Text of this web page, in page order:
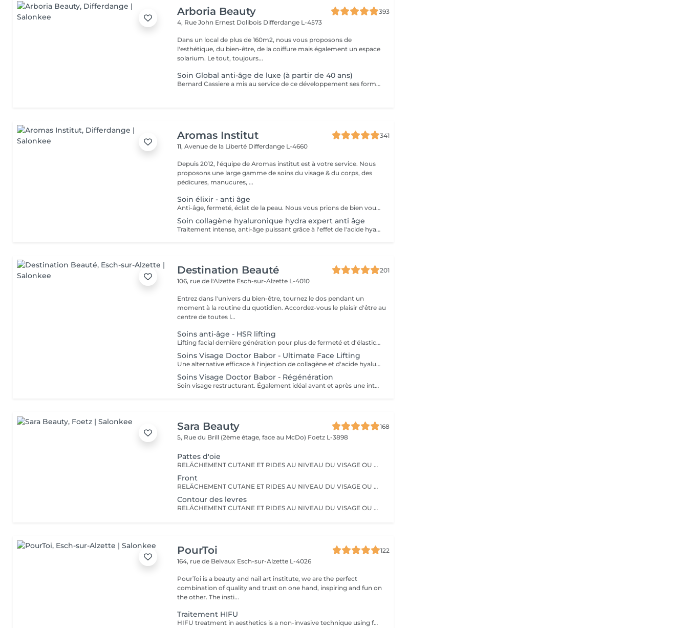
Arboria Beauty
393
4, Rue John Ernest Dolibois Differdange L-4573
Dans un local de plus de 160m2, nous vous proposons de
l'esthétique, du bien-être, de la coiffure mais également un espace
solarium. Le tout, toujours...
Soin Global anti-âge de luxe (à partir de 40 ans)
Bernard Cassiere a mis au service de ce développement ses formulateurs les plus expérimentés, sélectionnant avec le plus grand soin les ingrédients les plus précieux et les plus efficaces... Élaboré avec soin comme un bijou pour améliorer la qualité et l'éclat de votre teint. Action: Dynamiser le renouvellement cellulaire. Rétablir l'élasticité et resynchroniser le processus de mélanisation. Nourrir pour redensifier les tissus.
Aromas Institut
341
11, Avenue de la Liberté Differdange L-4660
Depuis 2012, l'équipe de Aromas institut est à votre service. Nous
proposons une large gamme de soins du visage & du corps, des
pédicures, manucures, ...
Soin élixir - anti âge
Anti-âge, fermeté, éclat de la peau. Nous vous prions de bien vouloir respecter votre rendez-vous. En prenant rendez-vous, vous occupez une place, dont une autre personne aurait éventuellement besoin. Tout rendez-vous non annulé 24h en avance, est susceptible d'être facturé. (Si vous ne pouvez pas vous présenter à votre RDV, proposez-le éventuellement à un proche ou à un ami) Toute l'équipe de Aromas Institut vous remercie pour votre respect et votre compréhension.
Soin collagène hyaluronique hydra expert anti âge
Traitement intense, anti-âge puissant grâce à l'effet de l'acide hyaluronique. Repulpe les ridules, apporte de l'éclat au teint, la peau parait plus lisse. Nous vous prions de bien vouloir respecter votre rendez-vous. En prenant rendez-vous, vous occupez une place, dont une autre personne aurait éventuellement besoin. Tout rendez-vous non annulé 24h en avance, est susceptible d'être facturé. (Si vous ne pouvez pas vous présenter à votre RDV, proposez-le éventuellement à un proche ou à un ami) Toute l'équipe de Aromas Institut vous remercie pour votre respect et votre compréhension.
Destination Beauté
201
106, rue de l'Alzette Esch-sur-Alzette L-4010
Entrez dans l'univers du bien-être, tournez le dos pendant un
moment à la routine du quotidien. Accordez-vous le plaisir d'être au
centre de toutes l...
Soins anti-âge - HSR lifting
Lifting facial dernière génération pour plus de fermeté et d'élasticité. Aux choix stimulant et vivifiant ou relaxant et cocooning.
Soins Visage Doctor Babor - Ultimate Face Lifting
Une alternative efficace à l'injection de collagène et d'acide hyaluronique !
Soins Visage Doctor Babor - Régénération
Soin visage restructurant. Également idéal avant et après une intervention chirurgicale esthétique.
Sara Beauty
168
5, Rue du Brill (2ème étage, face au McDo) Foetz L-3898
Pattes d'oie
RELÄCHEMENT CUTANE ET RIDES AU NIVEAU DU VISAGE OU DU CORPS. PAS BESOIN DE PASSER PAR LA CASE CHIRURGIE POUR LES ÉLIMINER. LE PLASMA LIFT EST UNE TECHNIQUE ESTHÉTIQUE NON-INVASIVE QUI PROMET UN RAJEUNISSEMENT CUTANÉ RAPIDE ET EFFICACE.
Front
RELÄCHEMENT CUTANE ET RIDES AU NIVEAU DU VISAGE OU DU CORPS. PAS BESOIN DE PASSER PAR LA CASE CHIRURGIE POUR LES ÉLIMINER. LE PLASMA LIFT EST UNE TECHNIQUE ESTHÉTIQUE NON-INVASIVE QUI PROMET UN RAJEUNISSEMENT CUTANÉ RAPIDE ET EFFICACE.
Contour des levres
RELÄCHEMENT CUTANE ET RIDES AU NIVEAU DU VISAGE OU DU CORPS. PAS BESOIN DE PASSER PAR LA CASE CHIRURGIE POUR LES ÉLIMINER. LE PLASMA LIFT EST UNE TECHNIQUE ESTHÉTIQUE NON-INVASIVE QUI PROMET UN RAJEUNISSEMENT CUTANÉ RAPIDE ET EFFICACE.
PourToi
122
164, rue de Belvaux Esch-sur-Alzette L-4026
PourToi is a beauty and nail art institute, we are the perfect
combination of quality and trust on one hand, inspiring and fun on
the other. The insti...
Traitement HIFU
HIFU treatment in aesthetics is a non-invasive technique using focused ultrasound to heat and stimulate the skin, reducing fat or promoting firmness (such as in facial rejuvenation), with precision and no surgery. Subject to an initial evaluation.